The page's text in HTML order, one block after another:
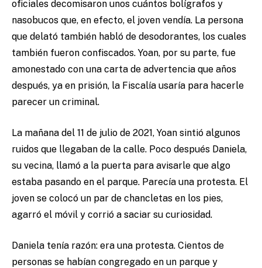
oficiales decomisaron unos cuántos bolígrafos y
nasobucos que, en efecto, el joven vendía. La persona
que delató también habló de desodorantes, los cuales
también fueron confiscados. Yoan, por su parte, fue
amonestado con una carta de advertencia que años
después, ya en prisión, la Fiscalía usaría para hacerle
parecer un criminal.
La mañana del 11 de julio de 2021, Yoan sintió algunos
ruidos que llegaban de la calle. Poco después Daniela,
su vecina, llamó a la puerta para avisarle que algo
estaba pasando en el parque. Parecía una protesta. El
joven se colocó un par de chancletas en los pies,
agarró el móvil y corrió a saciar su curiosidad.
Daniela tenía razón: era una protesta. Cientos de
personas se habían congregado en un parque y